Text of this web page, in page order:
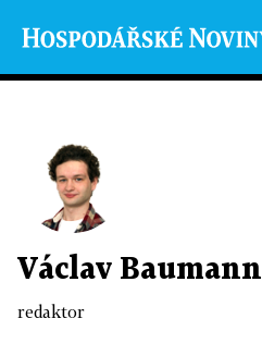
Václav Baumann
redaktor